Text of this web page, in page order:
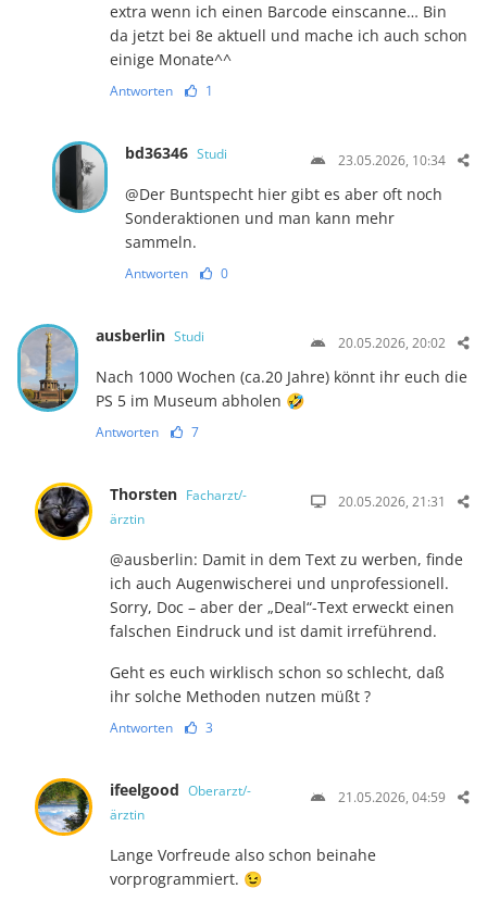
extra wenn ich einen Barcode einscanne… Bin
da jetzt bei 8e aktuell und mache ich auch schon
einige Monate^^
Antworten 1
bd36346 Studi 23.05.2026, 10:34
@Der Buntspecht hier gibt es aber oft noch
Sonderaktionen und man kann mehr
sammeln.
Antworten 0
ausberlin Studi 20.05.2026, 20:02
Nach 1000 Wochen (ca.20 Jahre) könnt ihr euch die
PS 5 im Museum abholen 🤣
Antworten 7
Thorsten Facharzt/-
ärztin
20.05.2026, 21:31
@ausberlin: Damit in dem Text zu werben, finde
ich auch Augenwischerei und unprofessionell.
Sorry, Doc – aber der „Deal“-Text erweckt einen
falschen Eindruck und ist damit irreführend.
Geht es euch wirklisch schon so schlecht, daß
ihr solche Methoden nutzen müßt ?
Antworten 3
ifeelgood Oberarzt/-
ärztin
21.05.2026, 04:59
Lange Vorfreude also schon beinahe
vorprogrammiert. 😉